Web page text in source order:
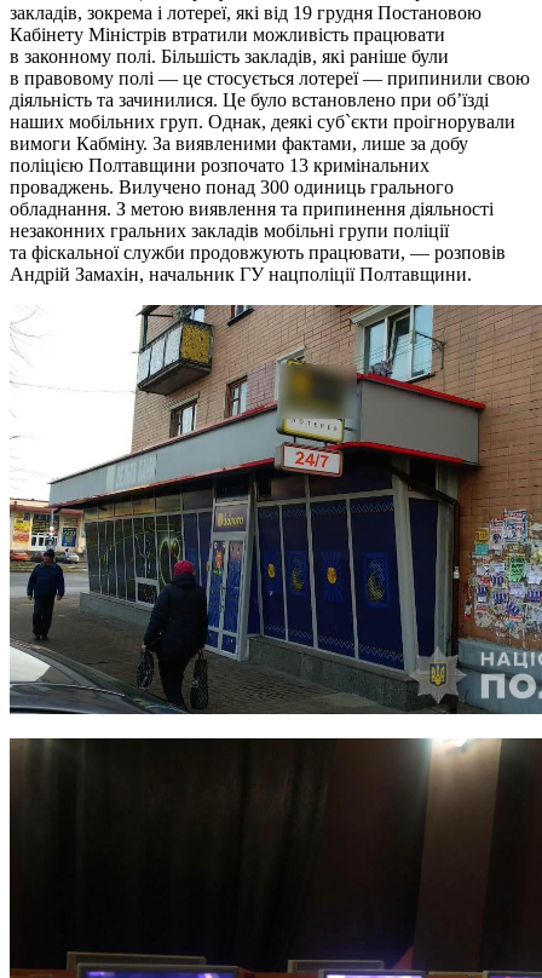
закладів, зокрема і лотереї, які від 19 грудня Постановою
Кабінету Міністрів втратили можливість працювати
в законному полі. Більшість закладів, які раніше були
в правовому полі — це стосується лотереї — припинили свою
діяльність та зачинилися. Це було встановлено при об’їзді
наших мобільних груп. Однак, деякі суб`єкти проігнорували
вимоги Кабміну. За виявленими фактами, лише за добу
поліцією Полтавщини розпочато 13 кримінальних
проваджень. Вилучено понад 300 одиниць грального
обладнання. З метою виявлення та припинення діяльності
незаконних гральних закладів мобільні групи поліції
та фіскальної служби продовжують працювати, — розповів
Андрій Замахін, начальник ГУ нацполіції Полтавщини.